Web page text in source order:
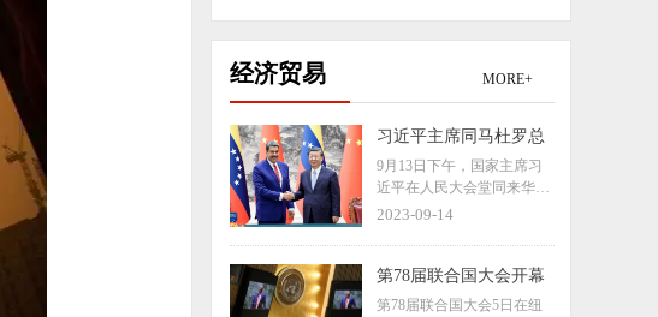
习近平主席同马杜罗总
统会谈时，这样谈中委
关系
9月13日下午，国家主席习
近平在人民大会堂同来华进
行国事访问的委内瑞拉总统
2023-09-14
第78届联合国大会开幕
第78届联合国大会5日在纽
经济贸易 MORE+